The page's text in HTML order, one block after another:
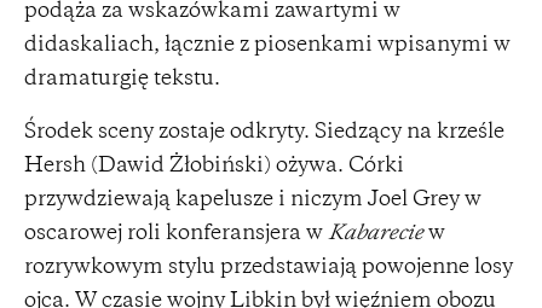
podąża za wskazówkami zawartymi w
didaskaliach, łącznie z piosenkami wpisanymi w
dramaturgię tekstu.
Środek sceny zostaje odkryty. Siedzący na krześle
Hersh (Dawid Żłobiński) ożywa. Córki
przywdziewają kapelusze i niczym Joel Grey w
oscarowej roli konferansjera w Kabareciew
rozrywkowym stylu przedstawiają powojenne losy
ojca. W czasie wojny Libkin był więźniem obozu